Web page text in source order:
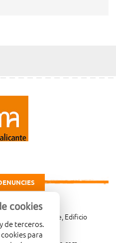
4, 03007 Alicante, Edificio
planta 3ª
cookies
de terceros.
para